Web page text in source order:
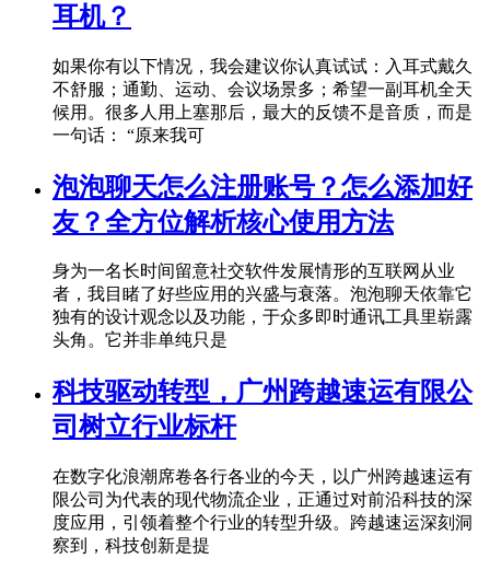
耳机？
如果你有以下情况，我会建议你认真试试：入耳式戴久
不舒服；通勤、运动、会议场景多；希望一副耳机全天
候用。很多人用上塞那后，最大的反馈不是音质，而是
一句话： “原来我可
泡泡聊天怎么注册账号？怎么添加好
友？全方位解析核心使用方法
身为一名长时间留意社交软件发展情形的互联网从业
者，我目睹了好些应用的兴盛与衰落。泡泡聊天依靠它
独有的设计观念以及功能，于众多即时通讯工具里崭露
头角。它并非单纯只是
科技驱动转型，广州跨越速运有限公
司树立行业标杆
在数字化浪潮席卷各行各业的今天，以广州跨越速运有
限公司为代表的现代物流企业，正通过对前沿科技的深
度应用，引领着整个行业的转型升级。跨越速运深刻洞
察到，科技创新是提